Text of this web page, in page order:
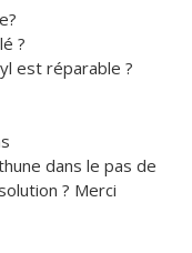
?
est réparable ?
dans le pas de
? Merci